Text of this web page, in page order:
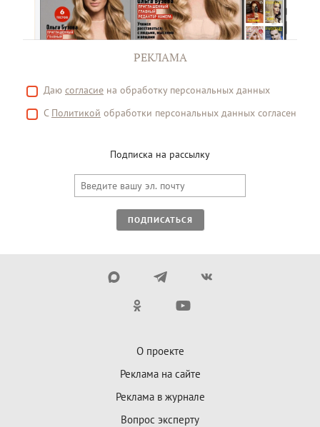
РЕКЛАМА
Даю согласие на обработку персональных данных
С Политикой обработки персональных данных согласен
Подписка на рассылку
ПОДПИСАТЬСЯ
О проекте
Реклама на сайте
Реклама в журнале
Вопрос эксперту